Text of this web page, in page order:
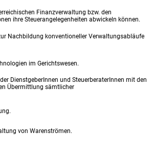
Finanzverwaltung bzw. den
ihre Steuerangelegenheiten abwickeln können.
Nachbildung konventioneller Verwaltungsabläufe
im Gerichtswesen.
DienstgeberInnen und SteuerberaterInnen mit den
Übermittlung sämtlicher
von Warenströmen.